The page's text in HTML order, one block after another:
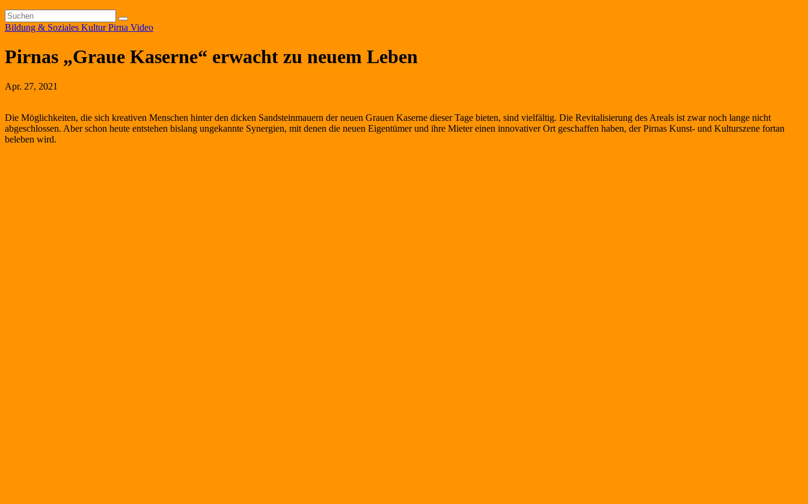
Bildung & Soziales KulturPirna Video
Pirnas „Graue Kaserne“ erwacht zu neuem Leben
Apr. 27, 2021
Die Möglichkeiten, die sich kreativen Menschen hinter den dicken Sandsteinmauern der neuen Grauen Kaserne dieser Tage bieten, sind vielfältig. Die Revitalisierung des Areals ist zwar noch lange nicht
abgeschlossen. Aber schon heute entstehen bislang ungekannte Synergien, mit denen die neuen Eigentümer und ihre Mieter einen innovativer Ort geschaffen haben, der Pirnas Kunst- und Kulturszene fortan
beleben wird.